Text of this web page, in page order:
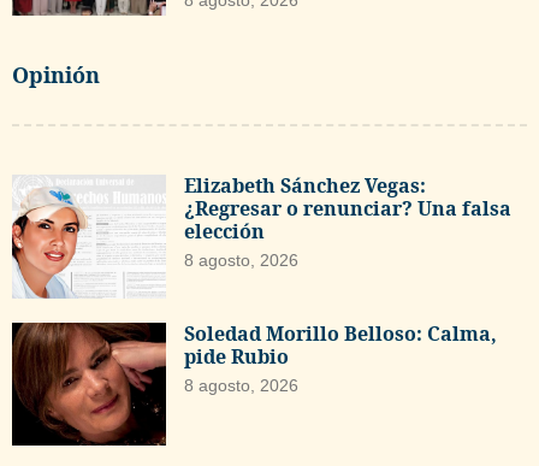
Opinión
Elizabeth Sánchez Vegas:
¿Regresar o renunciar? Una falsa
elección
8 agosto, 2026
Soledad Morillo Belloso: Calma,
pide Rubio
8 agosto, 2026